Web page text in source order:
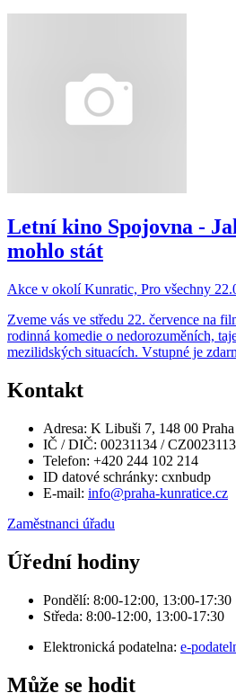
Letní kino Spojovna -
mohlo stát
Akce v okolí Kunratic, Pro všechny
Zveme vás ve středu 22. července na
rodinná komedie o nedorozuměních,
mezilidských situacích. Vstupné je
Kontakt
Adresa: K Libuši 7, 148 00 Praha
IČ / DIČ: 00231134 /
Telefon: +420 244 102 214
ID datové schránky: cxnbudp
E-mail: info@praha-kunratice.cz
Zaměstnanci úřadu
Úřední hodiny
Pondělí: 8:00-12:00, 13:00-17:30
Středa: 8:00-12:00, 13:00-17:30
Elektronická podatelna: e-
Může se hodit